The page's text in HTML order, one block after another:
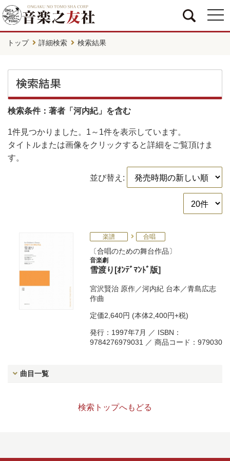
トップ 詳細検索 検索結果
検索結果
検索条件：著者「河内紀」を含む
1件見つかりました。 1～1件を表示しています。
タイトルまたは画像をクリックすると詳細をご覧頂けま
す。
並び替え:
楽譜 合唱
合唱のための舞台作品
音楽劇
雪渡り[ｵﾝﾃﾞﾏﾝﾄﾞ版]
宮沢賢治 原作／河内紀 台本／青島広志
作曲
定価2,640円 (本体2,400円+税)
発行：1997年7月 ／ ISBN：
9784276979031 ／ 商品コード：979030
曲目一覧
検索トップへもどる